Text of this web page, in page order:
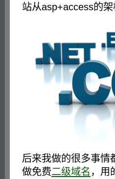
站从asp+access的
后来我做的很多事情
做免费二级域名 ，用